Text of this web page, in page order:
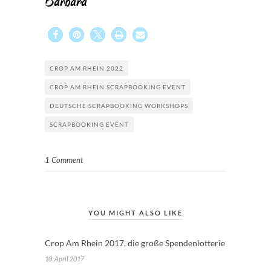
CROP AM RHEIN 2022
CROP AM RHEIN SCRAPBOOKING EVENT
DEUTSCHE SCRAPBOOKING WORKSHOPS
SCRAPBOOKING EVENT
1 Comment
YOU MIGHT ALSO LIKE
Crop Am Rhein 2017, die große Spendenlotterie
10. April 2017